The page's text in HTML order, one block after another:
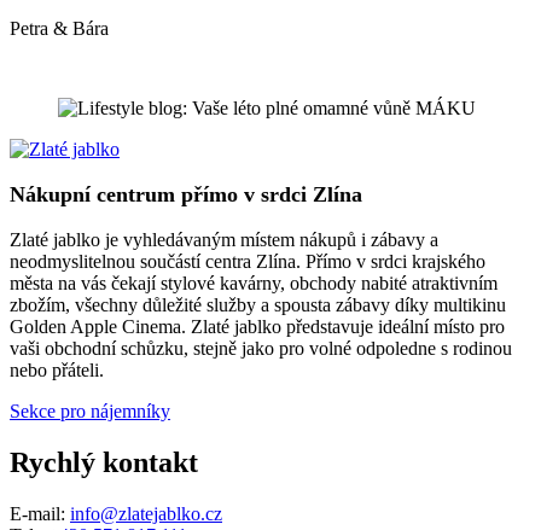
Petra & Bára
Nákupní centrum přímo v srdci Zlína
Zlaté jablko je vyhledávaným místem nákupů i zábavy a
neodmyslitelnou součástí centra Zlína. Přímo v srdci krajského
města na vás čekají stylové kavárny, obchody nabité atraktivním
zbožím, všechny důležité služby a spousta zábavy díky multikinu
Golden Apple Cinema. Zlaté jablko představuje ideální místo pro
vaši obchodní schůzku, stejně jako pro volné odpoledne s rodinou
nebo přáteli.
Sekce pro nájemníky
Rychlý kontakt
E-mail: info@zlatejablko.cz